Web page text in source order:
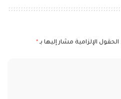
الحقول الإلزامية مشار إليها بـ *